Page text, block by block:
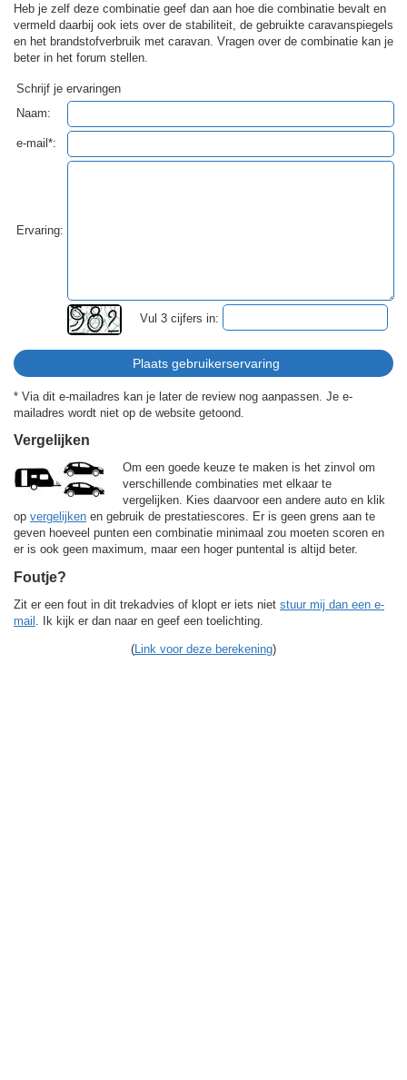
Heb je zelf deze combinatie geef dan aan hoe die combinatie bevalt en
vermeld daarbij ook iets over de stabiliteit, de gebruikte caravanspiegels
en het brandstofverbruik met caravan. Vragen over de combinatie kan je
beter in het forum stellen.
Schrijf je ervaringen
Naam:
e-mail*:
Ervaring:
Vul 3 cijfers in:
* Via dit e-mailadres kan je later de review nog aanpassen. Je e-
mailadres wordt niet op de website getoond.
Vergelijken
Om een goede keuze te maken is het zinvol om
verschillende combinaties met elkaar te
vergelijken. Kies daarvoor een andere auto en klik
op vergelijken en gebruik de prestatiescores. Er is geen grens aan te
geven hoeveel punten een combinatie minimaal zou moeten scoren en
er is ook geen maximum, maar een hoger puntental is altijd beter.
Foutje?
Zit er een fout in dit trekadvies of klopt er iets niet stuur mij dan een e-
mail
. Ik kijk er dan naar en geef een toelichting.
( Link voor deze berekening)